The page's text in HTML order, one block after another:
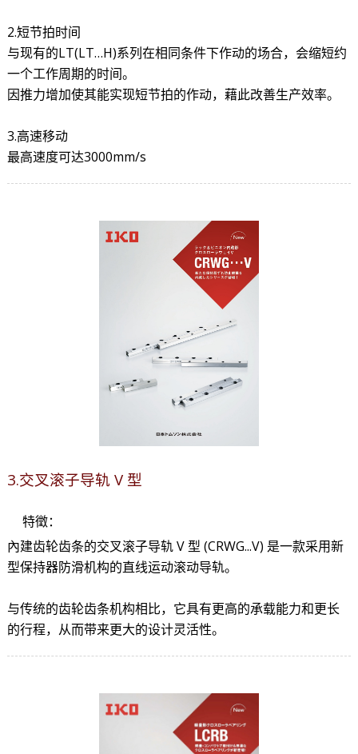
2.短节拍时间
与现有的LT(LT…H)系列在相同条件下作动的场合，会缩短约
一个工作周期的时间。
因推力增加使其能实现短节拍的作动，藉此改善生产效率。
3.高速移动
最高速度可达3000mm/s
3.交叉滚子导轨 V 型
特徵：
內建齿轮齿条的交叉滚子导轨 V 型 (CRWG...V) 是一款采用新
型保持器防滑机构的直线运动滚动导轨。
与传统的齿轮齿条机构相比，它具有更高的承载能力和更长
的行程，从而带来更大的设计灵活性。